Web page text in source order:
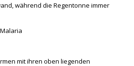
während die Regentonne immer
mit ihren oben liegenden